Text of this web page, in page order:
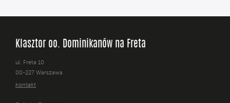
Klasztor oo. Dominikanów na Freta
ul. Freta 10
00-227 Warszawa
kontakt